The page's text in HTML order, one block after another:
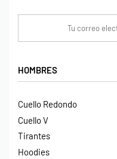
HOMBRES
Cuello Redondo
Cuello V
Tirantes
Hoodies